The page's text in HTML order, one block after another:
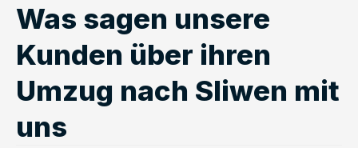
Was sagen unsere
Kunden über ihren
Umzug nach Sliwen mit
uns